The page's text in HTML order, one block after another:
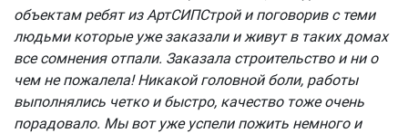
объектам ребят из АртСИПСтрой и поговорив с теми
людьми которые уже заказали и живут в таких домах
все сомнения отпали. Заказала строительство и ни о
чем не пожалела! Никакой головной боли, работы
выполнялись четко и быстро, качество тоже очень
порадовало. Мы вот уже успели пожить немного и